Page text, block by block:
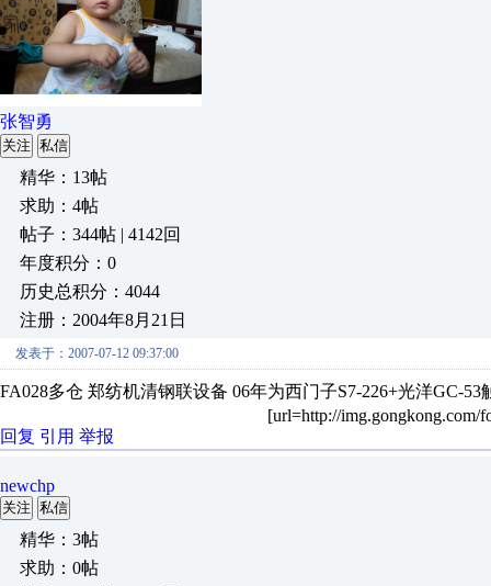
张智勇
关注 私信
精华：13帖
求助：4帖
帖子：344帖 | 4142回
年度积分：0
历史总积分：4044
注册：2004年8月21日
发表于：2007-07-12 09:37:00
FA028多仓 郑纺机清钢联设备 06年为西门子S7-226+光洋GC-
[url=http://img.gongkong.com/
回复 引用 举报
newchp
关注 私信
精华：3帖
求助：0帖